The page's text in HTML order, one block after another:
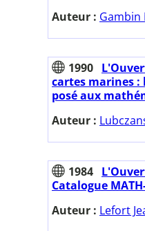
Auteur : Gambin
1990
cartes marines
posé aux
Auteur :
1984
Catalogue
Auteur : Lefort